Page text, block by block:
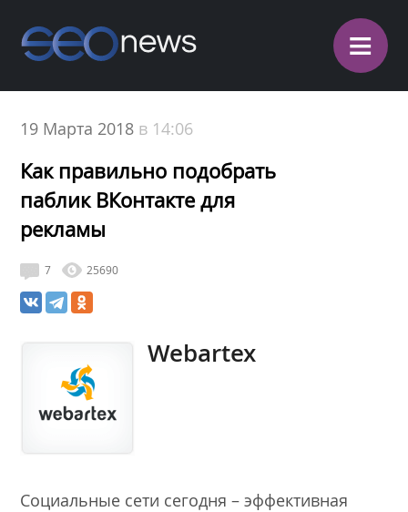
≡
19 Марта 2018 в 14:06
Как правильно подобрать
паблик ВКонтакте для
рекламы
7 25690
Webartex
Социальные сети сегодня – эффективная